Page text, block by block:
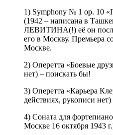
1) Symphony № 1 op. 10
(1942 – написана в
ЛЕВИТИНА(!) её он
его в Москву. Премьера
Москве.
2) Оперетта «Боевые
нет) – поискать бы!
3) Оперетта «Карьера
действиях, рукописи
4) Соната для
Москве 16 октября 1943